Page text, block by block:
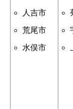
人吉市
荒尾市
水俣市